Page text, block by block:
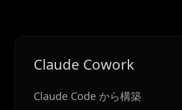
Claude Cowork
Claude Code から構築